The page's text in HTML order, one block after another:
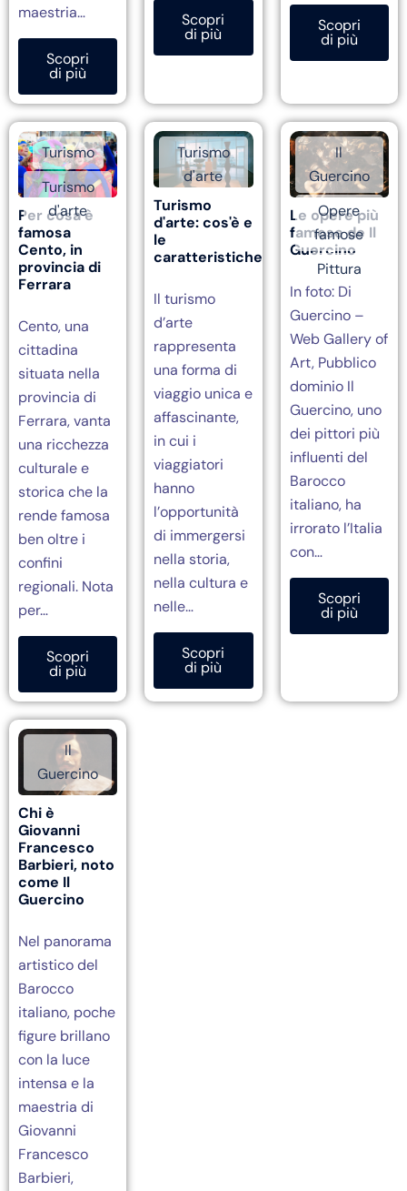
maestria…
Scopri
di più
Scopri
di più Scopri
di più
Turismo
Turismo
d'arte
Per cosa è
famosa
Cento, in
provincia di
Ferrara
Cento, una
cittadina
situata nella
provincia di
Ferrara, vanta
una ricchezza
culturale e
storica che la
rende famosa
ben oltre i
confini
regionali. Nota
per…
Scopri
di più
Turismo
d'arte
Turismo
d'arte: cos'è e
le
caratteristiche
Il turismo
d’arte
rappresenta
una forma di
viaggio unica e
affascinante,
in cui i
viaggiatori
hanno
l’opportunità
di immergersi
nella storia,
nella cultura e
nelle…
Scopri
di più
Il
Guercino
Opere
famose
Pittura
Le opere più
famose de Il
Guercino
In foto: Di
Guercino –
Web Gallery of
Art, Pubblico
dominio Il
Guercino, uno
dei pittori più
influenti del
Barocco
italiano, ha
irrorato l’Italia
con…
Scopri
di più
Il
Guercino
Chi è
Giovanni
Francesco
Barbieri, noto
come Il
Guercino
Nel panorama
artistico del
Barocco
italiano, poche
figure brillano
con la luce
intensa e la
maestria di
Giovanni
Francesco
Barbieri,